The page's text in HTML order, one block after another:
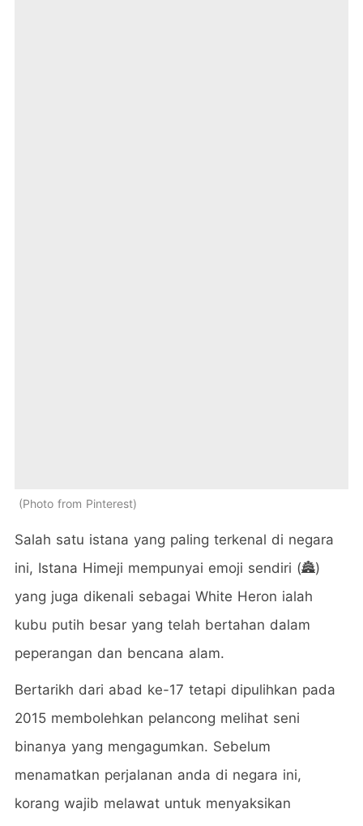
Photo from Pinterest
Salah satu istana yang paling terkenal di negara
ini, Istana Himeji mempunyai emoji sendiri (🏯)
yang juga dikenali sebagai White Heron ialah
kubu putih besar yang telah bertahan dalam
peperangan dan bencana alam.
Bertarikh dari abad ke-17 tetapi dipulihkan pada
2015 membolehkan pelancong melihat seni
binanya yang mengagumkan. Sebelum
menamatkan perjalanan anda di negara ini,
korang wajib melawat untuk menyaksikan